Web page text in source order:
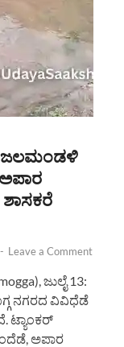
: ಜಲಮಂಡಳಿ
ಅಪಾರ
- Leave a Comment
ಜುಲೈ 13:
ನಗರದ ವಿವಿಧೆಡೆ
ಟ್ಯಾಂಕರ್
ಅಪಾರ